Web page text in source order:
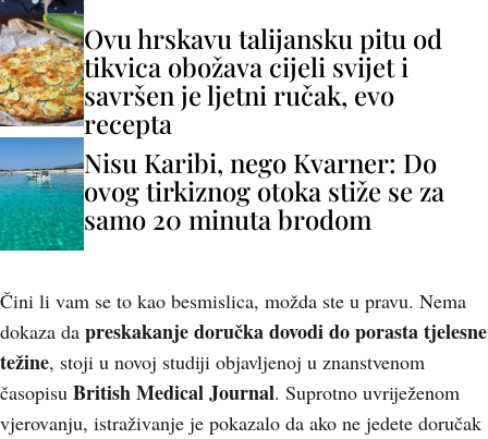
Ovu hrskavu talijansku pitu od
tikvica obožava cijeli svijet i
savršen je ljetni ručak, evo
recepta
Nisu Karibi, nego Kvarner: Do
ovog tirkiznog otoka stiže se za
samo 20 minuta brodom
Čini li vam se to kao besmislica, možda ste u pravu. Nema
dokaza da preskakanje doručkadovodi do porasta tjelesne
težine, stoji u novoj studiji objavljenoj u znanstvenom
časopisu British Medical Journal. Suprotno uvriježenom
vjerovanju, istraživanje je pokazalo da ako ne jedete doručak